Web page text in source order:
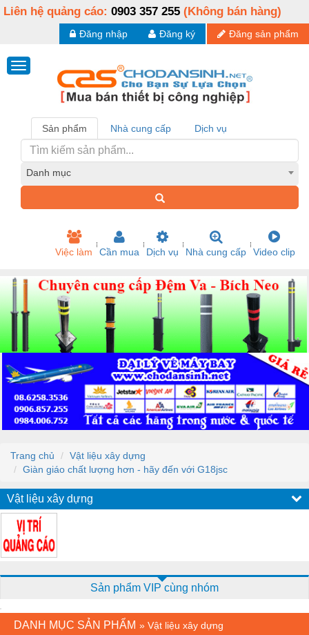
Liên hệ quảng cáo: 0903 357 255 (Không bán hàng)
Đăng sản phẩm
Đăng ký
Đăng nhập
Sản phẩm Nhà cung cấp Dịch vụ
Danh mục
Việc làm Cần mua Dịch vụ Nhà cung cấp Video clip
Trang chủ
Vật liệu xây dựng
Giàn giáo chất lượng hơn - hãy đến với G18jsc
Vật liệu xây dựng
Sản phẩm VIP cùng nhóm
DANH MỤC SẢN PHẨM » Vật liệu xây dựng